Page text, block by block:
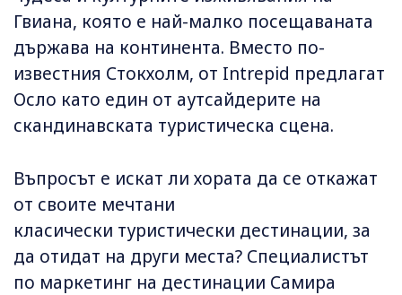
Гвиана, която е най-малко посещаваната
държава на континента. Вместо по-
известния Стокхолм, от Intrepid предлагат
Осло като един от аутсайдерите на
скандинавската туристическа сцена.
Въпросът е искат ли хората да се откажат
от своите мечтани
класически туристически дестинации, за
да отидат на други места? Специалистът
по маркетинг на дестинации Самира